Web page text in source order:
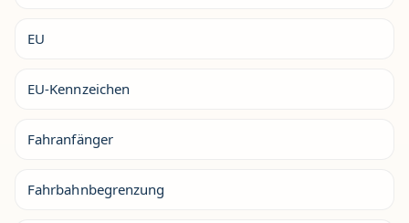
EU
EU-Kennzeichen
Fahranfänger
Fahrbahnbegrenzung